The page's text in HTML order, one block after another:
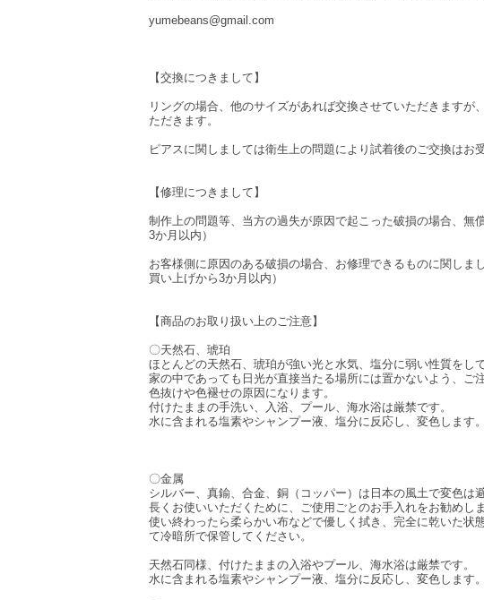
yumebeans@gmail.com
【交換につきまして】
リングの場合、他のサイズがあれば交換させていただきます
ただきます。
ピアスに関しましては衛生上の問題により試着後のご交換はお
【修理につきまして】
制作上の問題等、当方の過失が原因で起こった破損の場合、無
3か月以内）
お客様側に原因のある破損の場合、お修理できるものに関しま
買い上げから3か月以内）
【商品のお取り扱い上のご注意】
〇天然石、琥珀
ほとんどの天然石、琥珀が強い光と水気、塩分に弱い性質をして
家の中であっても日光が直接当たる場所には置かないよう、ご
色抜けや色褪せの原因になります。
付けたままの手洗い、入浴、プール、海水浴は厳禁です。
水に含まれる塩素やシャンプー液、塩分に反応し、変色します。
〇金属
シルバー、真鍮、合金、銅（コッパー）は日本の風土で変色は
長くお使いいただくために、ご使用ごとのお手入れをお勧めしま
使い終わったら柔らかい布などで優しく拭き、完全に乾いた状
て冷暗所で保管してください。
天然石同様、付けたままの入浴やプール、海水浴は厳禁です。
水に含まれる塩素やシャンプー液、塩分に反応し、変色します。